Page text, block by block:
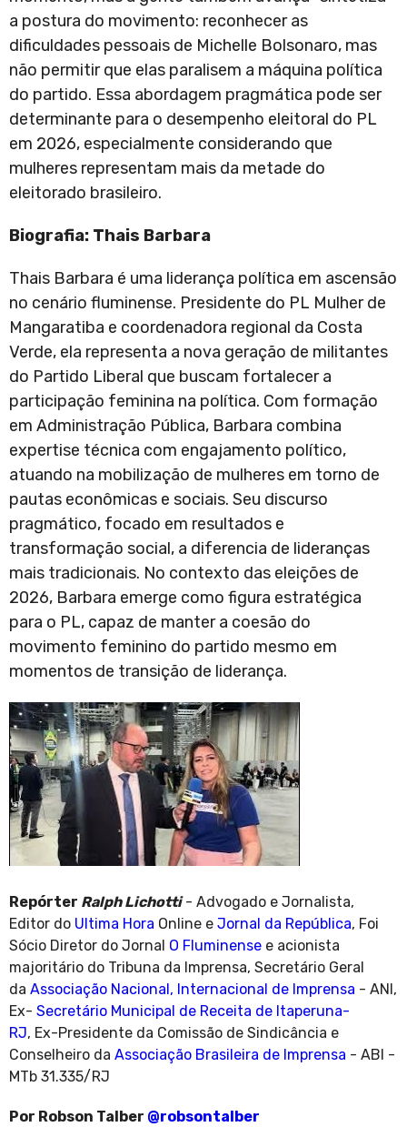
a postura do movimento: reconhecer as
dificuldades pessoais de Michelle Bolsonaro, mas
não permitir que elas paralisem a máquina política
do partido. Essa abordagem pragmática pode ser
determinante para o desempenho eleitoral do PL
em 2026, especialmente considerando que
mulheres representam mais da metade do
eleitorado brasileiro.
Biografia: Thais Barbara
Thais Barbara é uma liderança política em ascensão
no cenário fluminense. Presidente do PL Mulher de
Mangaratiba e coordenadora regional da Costa
Verde, ela representa a nova geração de militantes
do Partido Liberal que buscam fortalecer a
participação feminina na política. Com formação
em Administração Pública, Barbara combina
expertise técnica com engajamento político,
atuando na mobilização de mulheres em torno de
pautas econômicas e sociais. Seu discurso
pragmático, focado em resultados e
transformação social, a diferencia de lideranças
mais tradicionais. No contexto das eleições de
2026, Barbara emerge como figura estratégica
para o PL, capaz de manter a coesão do
movimento feminino do partido mesmo em
momentos de transição de liderança.
Repórter Ralph Lichotti- Advogado e Jornalista,
Editor do Ultima Hora Online e Jornal da República, Foi
Sócio Diretor do Jornal O Fluminense e acionista
majoritário do Tribuna da Imprensa, Secretário Geral
da Associação Nacional, Internacional de Imprensa - ANI,
Ex- Secretário Municipal de Receita de Itaperuna-
RJ, Ex-Presidente da Comissão de Sindicância e
Conselheiro da Associação Brasileira de Imprensa - ABI -
MTb 31.335/RJ
Por Robson Talber @robsontalber